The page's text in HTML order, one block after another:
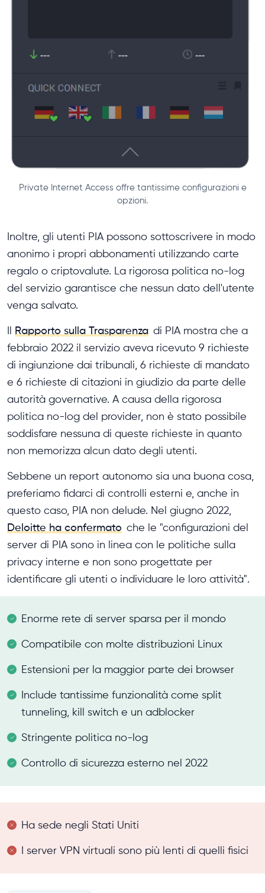
Private Internet Access offre tantissime configurazioni e
opzioni.
Inoltre, gli utenti PIA possono sottoscrivere in modo
anonimo i propri abbonamenti utilizzando carte
regalo o criptovalute. La rigorosa politica no-log
del servizio garantisce che nessun dato dell'utente
venga salvato.
Il Rapporto sulla Trasparenza di PIA mostra che a
febbraio 2022 il servizio aveva ricevuto 9 richieste
di ingiunzione dai tribunali, 6 richieste di mandato
e 6 richieste di citazioni in giudizio da parte delle
autorità governative. A causa della rigorosa
politica no-log del provider, non è stato possibile
soddisfare nessuna di queste richieste in quanto
non memorizza alcun dato degli utenti.
Sebbene un report autonomo sia una buona cosa,
preferiamo fidarci di controlli esterni e, anche in
questo caso, PIA non delude. Nel giugno 2022,
Deloitte ha confermato che le "configurazioni del
server di PIA sono in linea con le politiche sulla
privacy interne e non sono progettate per
identificare gli utenti o individuare le loro attività".
Enorme rete di server sparsa per il mondo
Compatibile con molte distribuzioni Linux
Estensioni per la maggior parte dei browser
Include tantissime funzionalità come split
tunneling, kill switch e un adblocker
Stringente politica no-log
Controllo di sicurezza esterno nel 2022
Ha sede negli Stati Uniti
I server VPN virtuali sono più lenti di quelli fisici